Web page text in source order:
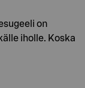
on
iholle. Koska